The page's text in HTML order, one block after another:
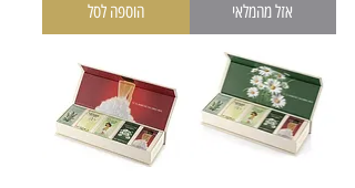
אזל מהמלאי הוספה לסל